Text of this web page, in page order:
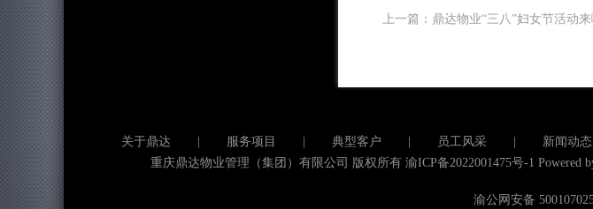
上一篇： 鼎达物业“三八”妇女节活动来
关于鼎达 服务项目 典型客户 员工风采 新闻动态
重庆鼎达物业管理（集团）有限公司 版权所有 渝ICP备2022001475号-1 Powered
渝公网安备